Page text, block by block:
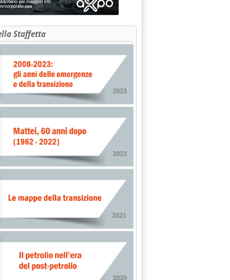
Staffetta